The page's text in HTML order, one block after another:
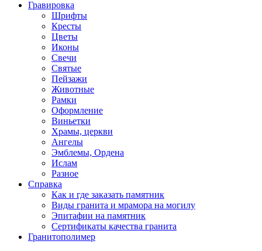
Гравировка
Шрифты
Кресты
Цветы
Иконы
Свечи
Святые
Пейзажи
Животные
Рамки
Оформление
Виньетки
Храмы, церкви
Ангелы
Эмблемы, Ордена
Ислам
Разное
Справка
Как и где заказать памятник
Виды гранита и мрамора на могилу
Эпитафии на памятник
Сертификаты качества гранита
Гранитополимер